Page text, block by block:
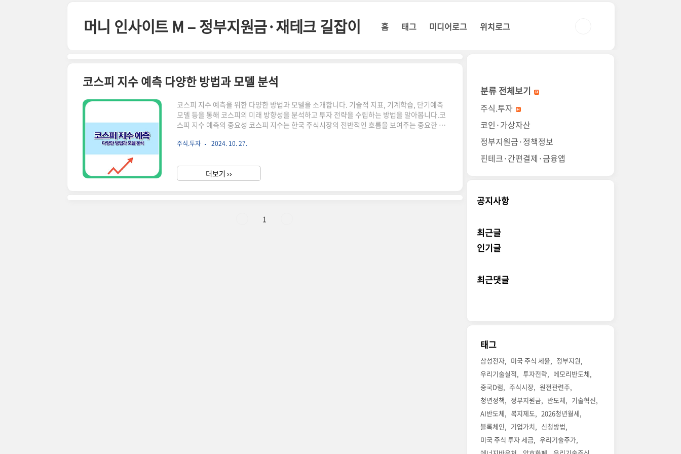
머니 인사이트 M – 정부지원금·재테크 길잡이 홈 태그 미디어로그 위치로그
코스피 지수 예측 다양한 방법과 모델 분석
코스피 지수 예측을 위한 다양한 방법과 모델을 소개합니다. 기술적 지표, 기계학습, 단기예측
모델 등을 통해 코스피의 미래 방향성을 분석하고 투자 전략을 수립하는 방법을 알아봅니다.코
스피 지수 예측의 중요성 코스피 지수는 한국 주식시장의 전반적인 흐름을 보여주는 중요한 지
수 예측은 투자 결정에 도움을 주고, 리스크 관리에 유용합니다. 하지만 주식시장의 복잡성과
인해 보세요! ※코스피 지수 바로가기!↑ 이 버튼을 클릭하시면 해당 페이지로 빠르게 이동합
니다! ↑코스피 지수 예측의 어려움시장의 불확실성다양한 변수의 영향예측 모델의..
주식.투자 2024. 10. 27.
더보기 ››
1
분류 전체보기
주식.투자
코인·가상자산
정부지원금·정책정보
핀테크·간편결제·금융앱
공지사항
최근글
인기글
최근댓글
태그
삼성전자 미국 주식 세율
정부지원
우리기술실적
투자전략
메모리반도체
중국D램
주식시장
원전관련주
청년정책
정부지원금 반도체
기술혁신
AI반도체
복지제도
2026청년월세
블록체인
기업가치
신청방법
미국 주식 투자 세금
우리기술주가